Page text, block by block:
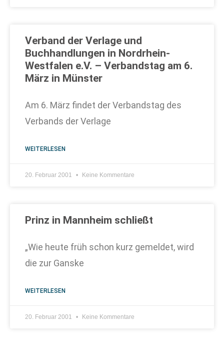
Verband der Verlage und
Buchhandlungen in Nordrhein-
Westfalen e.V. – Verbandstag am 6.
März in Münster
Am 6. März findet der Verbandstag des
Verbands der Verlage
WEITERLESEN
20. Februar 2001 Keine Kommentare
Prinz in Mannheim schließt
„Wie heute früh schon kurz gemeldet, wird
die zur Ganske
WEITERLESEN
20. Februar 2001 Keine Kommentare